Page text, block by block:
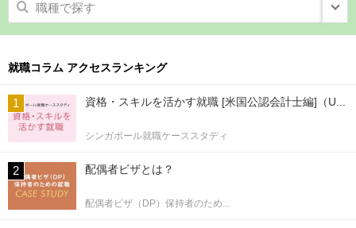
職種で探す
就職コラム アクセスランキング
資格・スキルを活かす就職 [米国公認会計士編]（U...
シンガポール就職ケーススタディ
配偶者ビザとは？
配偶者ビザ（DP）保持者のため...